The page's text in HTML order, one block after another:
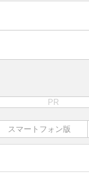
PR
スマートフォン版